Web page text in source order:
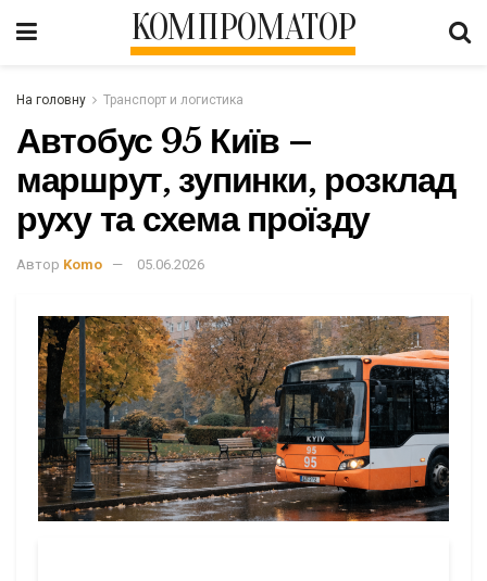
КОМПРОМАТОР
На головну Транспорт и логистика
Автобус 95 Київ –
маршрут, зупинки, розклад
руху та схема проїзду
Автор Komo 05.06.2026